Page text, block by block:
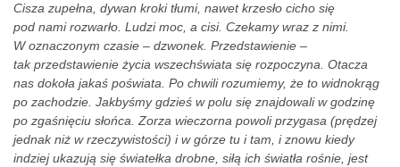
Cisza zupełna, dywan kroki tłumi, nawet krzesło cicho się
pod nami rozwarło. Ludzi moc, a cisi. Czekamy wraz z nimi.
W oznaczonym czasie – dzwonek. Przedstawienie –
tak przedstawienie życia wszechświata się rozpoczyna. Otacza
nas dokoła jakaś poświata. Po chwili rozumiemy, że to widnokrąg
po zachodzie. Jakbyśmy gdzieś w polu się znajdowali w godzinę
po zgaśnięciu słońca. Zorza wieczorna powoli przygasa (prędzej
jednak niż w rzeczywistości) i w górze tu i tam, i znowu kiedy
indziej ukazują się światełka drobne, siłą ich światła rośnie, jest